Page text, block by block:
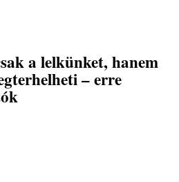
a lelkünket, hanem
– erre